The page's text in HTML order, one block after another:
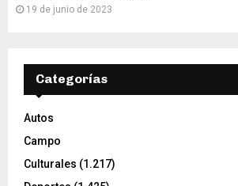
19 de junio de 2023
Categorías
Autos
Campo
Culturales (1.217)